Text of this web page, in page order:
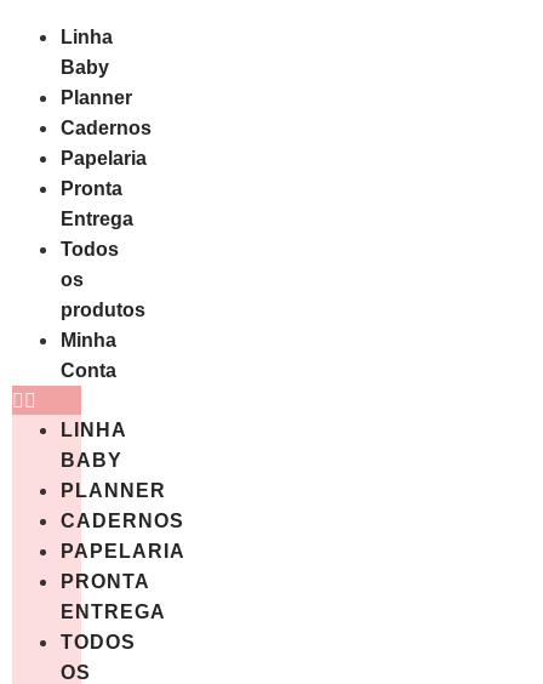
Linha
Baby
Planner
Cadernos
Papelaria
Pronta
Entrega
Todos
os
produtos
Minha
Conta
LINHA
BABY
PLANNER
CADERNOS
PAPELARIA
PRONTA
ENTREGA
TODOS
OS